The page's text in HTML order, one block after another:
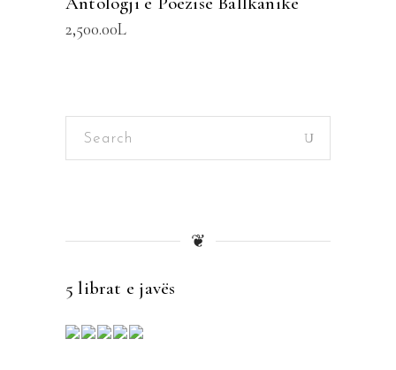
2,500.00L
Search
❦
5 librat e javës